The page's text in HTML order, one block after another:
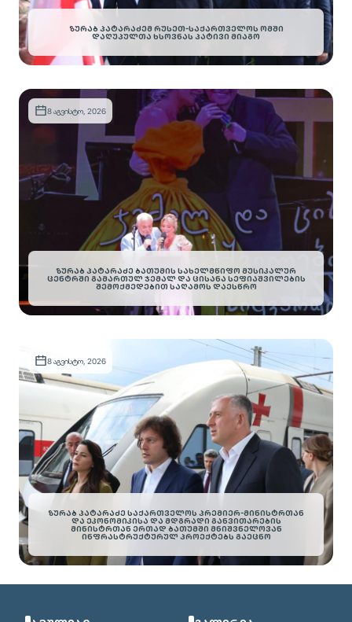
ᲖᲣᲠᲐᲑ ᲞᲐᲢᲐᲠᲐᲫᲔᲛ ᲠᲣᲡᲔᲗ-ᲡᲐᲥᲐᲠᲗᲕᲔᲚᲝᲡ ᲝᲛᲨᲘ
ᲓᲐᲦᲣᲞᲣᲚᲗᲐ ᲮᲡᲝᲕᲜᲐᲡ ᲞᲐᲢᲘᲕᲘ ᲛᲘᲐᲒᲝ
8 აგვისტო, 2026
ᲖᲣᲠᲐᲑ ᲞᲐᲢᲐᲠᲐᲫᲔ ᲑᲐᲗᲣᲛᲘᲡ ᲡᲐᲮᲔᲚᲛᲬᲘᲤᲝ ᲛᲣᲡᲘᲙᲐᲚᲣᲠ
ᲪᲔᲜᲢᲠᲨᲘ ᲒᲐᲛᲐᲠᲗᲣᲚ ᲯᲔᲛᲐᲚ ᲓᲐ ᲪᲘᲡᲐᲜᲐ ᲡᲔᲤᲘᲐᲨᲕᲘᲚᲔᲑᲘᲡ
ᲨᲔᲛᲝᲥᲛᲔᲓᲔᲑᲘᲗ ᲡᲐᲦᲐᲛᲝᲡ ᲓᲐᲔᲡᲬᲠᲝ
8 აგვისტო, 2026
ᲖᲣᲠᲐᲑ ᲞᲐᲢᲐᲠᲐᲫᲔ ᲡᲐᲥᲐᲠᲗᲕᲔᲚᲝᲡ ᲞᲠᲔᲛᲘᲔᲠ-ᲛᲘᲜᲘᲡᲢᲠᲗᲐᲜ
ᲓᲐ ᲔᲙᲝᲜᲝᲛᲘᲙᲘᲡᲐ ᲓᲐ ᲛᲓᲒᲠᲐᲓᲘ ᲒᲐᲜᲕᲘᲗᲐᲠᲔᲑᲘᲡ
ᲛᲘᲜᲘᲡᲢᲠᲗᲐᲜ ᲔᲠᲗᲐᲓ ᲑᲐᲗᲣᲛᲨᲘ ᲛᲜᲘᲨᲕᲜᲔᲚᲝᲕᲐᲜ
ᲘᲜᲤᲠᲐᲡᲢᲠᲣᲥᲢᲣᲠᲣᲚ ᲞᲠᲝᲔᲥᲢᲔᲑᲡ ᲒᲐᲔᲪᲜᲝ